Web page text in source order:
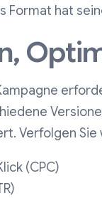
Format hat
Verfolgen Sie
(CPC)